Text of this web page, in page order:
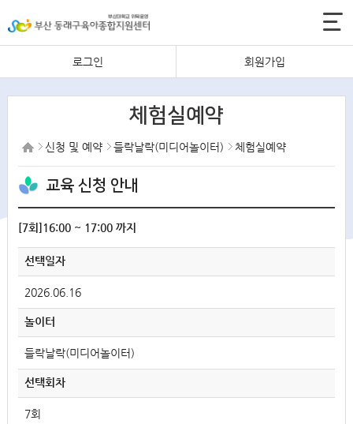
로그인 회원가입
체험실예약
신청 및 예약 들락날락(미디어놀이터) 체험실예약
교육 신청 안내
[7회]16:00 ~ 17:00 까지
선택일자
2026.06.16
놀이터
들락날락(미디어놀이터)
선택회차
7회